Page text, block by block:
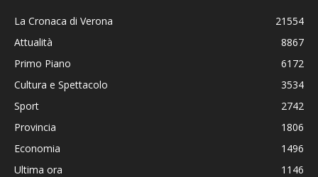
La Cronaca di Verona
21554
Attualità
8867
Primo Piano
6172
Cultura e Spettacolo
3534
Sport
2742
Provincia
1806
Economia
1496
Ultima ora
1146